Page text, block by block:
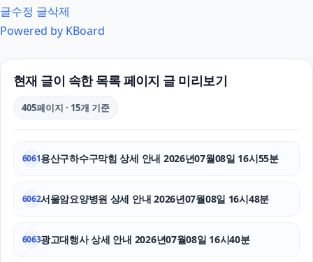
하수구막힘
서울성범죄변호사
흥신소
글수정 글삭제
Powered by KBoard
현재 글이 속한 목록 페이지 글 미리보기
405페이지 · 15개 기준
6061용산구하수구막힘 상세 안내 2026년07월08일 16시55분
6062서울암요양병원 상세 안내 2026년07월08일 16시48분
6063광고대행사 상세 안내 2026년07월08일 16시40분